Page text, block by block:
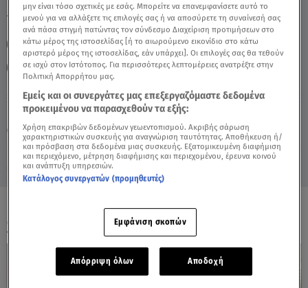
Παρασκευή 7 Αυγούστου 2026
10.11.21, 12:05 ΖΩΔΙΑ
TAGS: ΤΟΞΟΤΗΣ ΖΩΔΙΑ ΣΗΜΕΡΑ ΑΣΗ ΜΠΗΛΙΟΥ
ΖΩΔΙΑ ΑΣΗ ΜΠΗΛΙΟΥ
ΑΣΤΡΟΛΟΓΙΚΕΣ ΠΡΟΒΛΕΨΕΙΣ
ΗΜΕΡΗΣΙΕΣ ΠΡΟΒΛΕΨΕΙΣ
BREAKFAST@STAR
ΟΛΑ ΤΑ ΒΙΝΤΕΟ
μην είναι τόσο σχετικές με εσάς. Μπορείτε να επανεμφανίσετε αυτό το
μενού για να αλλάξετε τις επιλογές σας ή να αποσύρετε τη συναίνεσή σας
ανά πάσα στιγμή πατώντας τον σύνδεσμο Διαχείριση προτιμήσεων στο
κάτω μέρος της ιστοσελίδας [ή το αιωρούμενο εικονίδιο στο κάτω
αριστερό μέρος της ιστοσελίδας, εάν υπάρχει]. Οι επιλογές σας θα τεθούν
σε ισχύ στον Ιστότοπος. Για περισσότερες λεπτομέρειες ανατρέξτε στην
Πολιτική Απορρήτου μας.
Εμείς και οι συνεργάτες μας επεξεργαζόμαστε δεδομένα
προκειμένου να παρασχεθούν τα εξής:
Χρήση επακριβών δεδομένων γεωεντοπισμού. Ακριβής σάρωση
χαρακτηριστικών συσκευής για αναγνώριση ταυτότητας. Αποθήκευση ή/
και πρόσβαση στα δεδομένα μιας συσκευής. Εξατομικευμένη διαφήμιση
και περιεχόμενο, μέτρηση διαφήμισης και περιεχομένου, έρευνα κοινού
και ανάπτυξη υπηρεσιών.
Κατάλογος συνεργατών (προμηθευτές)
Εμφάνιση σκοπών
Απόρριψη όλων Αποδοχή